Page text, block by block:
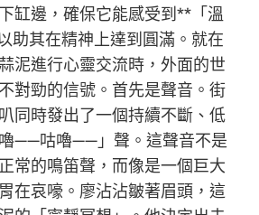
缸邊，確保它能感受到**「溫
助其在精神上達到圓滿。就在
泥進行心靈交流時，外面的世
對勁的信號。首先是聲音。街
同時發出了一個持續不斷、低
——咕嚕——」聲。這聲音不是
常的鳴笛聲，而像是一個巨大
在哀嚎。廖沾沾皺著眉頭，這